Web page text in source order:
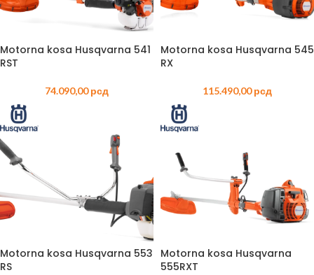
Motorna kosa Husqvarna 541
RST
74.090,00рсд
Motorna kosa Husqvarna 545
RX
115.490,00рсд
Motorna kosa Husqvarna 553
RS
Motorna kosa Husqvarna
555RXT